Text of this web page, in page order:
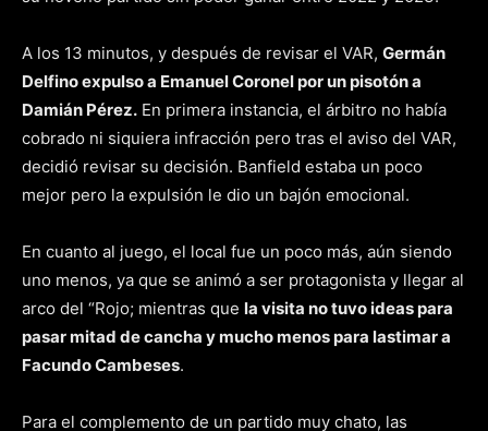
A los 13 minutos, y después de revisar el VAR, Germán
Delfino expulso a Emanuel Coronel por un pisotón a
Damián Pérez. En primera instancia, el árbitro no había
cobrado ni siquiera infracción pero tras el aviso del VAR,
decidió revisar su decisión. Banfield estaba un poco
mejor pero la expulsión le dio un bajón emocional.
En cuanto al juego, el local fue un poco más, aún siendo
uno menos, ya que se animó a ser protagonista y llegar al
arco del “Rojo; mientras que la visita no tuvo ideas para
pasar mitad de cancha y mucho menos para lastimar a
Facundo Cambeses.
Para el complemento de un partido muy chato, las